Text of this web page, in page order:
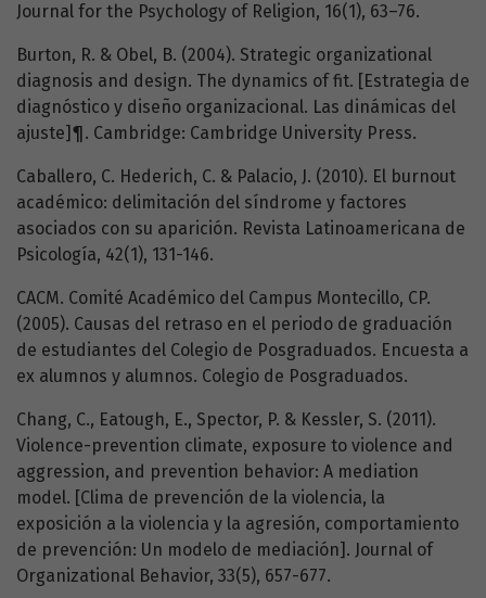
Journal for the Psychology of Religion, 16(1), 63–76.
Burton, R. & Obel, B. (2004). Strategic organizational
diagnosis and design. The dynamics of fit. [Estrategia de
diagnóstico y diseño organizacional. Las dinámicas del
ajuste]¶. Cambridge: Cambridge University Press.
Caballero, C. Hederich, C. & Palacio, J. (2010). El burnout
académico: delimitación del síndrome y factores
asociados con su aparición. Revista Latinoamericana de
Psicología, 42(1), 131-146.
CACM. Comité Académico del Campus Montecillo, CP.
(2005). Causas del retraso en el periodo de graduación
de estudiantes del Colegio de Posgraduados. Encuesta a
ex alumnos y alumnos. Colegio de Posgraduados.
Chang, C., Eatough, E., Spector, P. & Kessler, S. (2011).
Violence-prevention climate, exposure to violence and
aggression, and prevention behavior: A mediation
model. [Clima de prevención de la violencia, la
exposición a la violencia y la agresión, comportamiento
de prevención: Un modelo de mediación]. Journal of
Organizational Behavior, 33(5), 657-677.